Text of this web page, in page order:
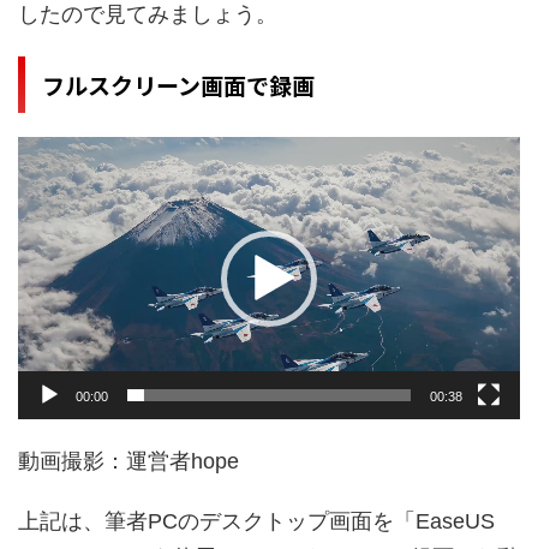
したので見てみましょう。
フルスクリーン画面で録画
動
画
プ
レ
ー
ヤ
ー
00:00 00:38
動画撮影：運営者hope
上記は、筆者PCのデスクトップ画面を「EaseUS